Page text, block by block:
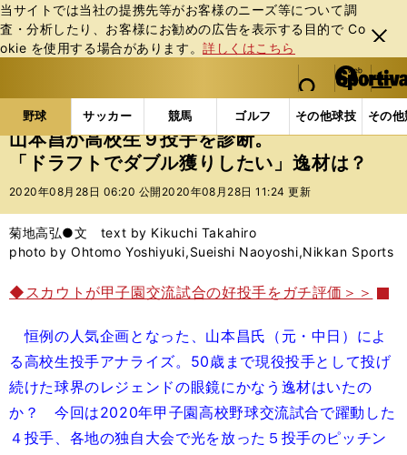
当サイトでは当社の提携先等がお客様のニーズ等について調
査・分析したり、お客様にお勧めの広告を表⽰する⽬的で Co
okie を使⽤する場合があります。詳しくはこちら
閉じ
る
web Sportiva (webスポルティーバ)
検索
マイペ
ー
ジ
メニュ
野球 サッカー 競馬 ゴルフ その他球技 その
b
ス
ポ
ル
バ
野球の記事一覧 高校野球他 山本昌が高校生９投手
山本昌が高校生９投手を診断。
「ドラフトでダブル獲りしたい」逸材は？
2020年08月28日 06:20 公開 2020年08月28日 11:24 更新
菊地高弘●文 text by Kikuchi Takahiro
photo by Ohtomo Yoshiyuki,Sueishi Naoyoshi,Nikkan Sports
◆スカウトが甲子園交流試合の好投手をガチ評価＞＞
恒例の人気企画となった、山本昌氏（元・中日）によ
る高校生投手アナライズ。50歳まで現役投手として投げ
続けた球界のレジェンドの眼鏡にかなう逸材はいたの
か？ 今回は2020年甲子園高校野球交流試合で躍動した
４投手、各地の独自大会で光を放った５投手のピッチン